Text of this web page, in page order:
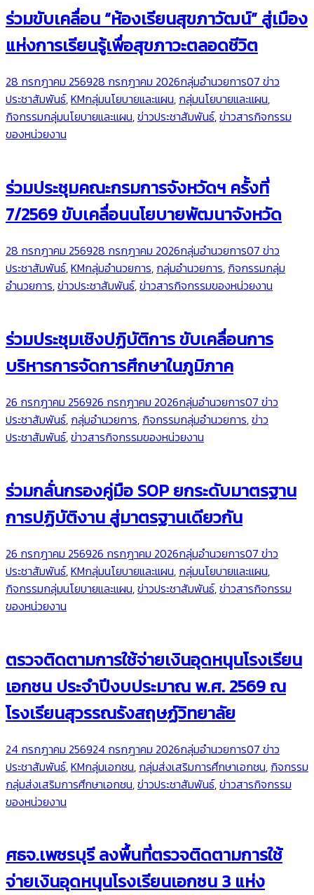
ร่วมขับเคลื่อน “ห้องเรียนสุขภาวัฒน์” สู่เมือง
แห่งการเรียนรู้เพื่อสุขภาวะตลอดชีวิต
28 กรกฎาคม 256928 กรกฎาคม 2026กลุ่มอำนวยการ07 ข่าว
ประชาสัมพันธ์,KMกลุ่มนโยบายและแผน, กลุ่มนโยบายและแผน,
กิจกรรมกลุ่มนโยบายและแผน,ข่าวประชาสัมพันธ์,ข่าวสารกิจกรรม
ของหน่วยงาน
ร่วมประชุมคณะกรมการจังหวัดฯ ครั้งที่
7/2569 ขับเคลื่อนนโยบายพัฒนาจังหวัด
28 กรกฎาคม 256928 กรกฎาคม 2026กลุ่มอำนวยการ07 ข่าว
ประชาสัมพันธ์,KMกลุ่มอำนวยการ, กลุ่มอำนวยการ, กิจกรรมกลุ่ม
อำนวยการ,ข่าวประชาสัมพันธ์,ข่าวสารกิจกรรมของหน่วยงาน
ร่วมประชุมเชิงปฏิบัติการ ขับเคลื่อนการ
บริหารการจัดการศึกษาในภูมิภาค
26 กรกฎาคม 256926 กรกฎาคม 2026กลุ่มอำนวยการ07 ข่าว
ประชาสัมพันธ์, กลุ่มอำนวยการ, กิจกรรมกลุ่มอำนวยการ,ข่าว
ประชาสัมพันธ์,ข่าวสารกิจกรรมของหน่วยงาน
ร่วมกลั่นกรองคู่มือ SOP ยกระดับมาตรฐาน
การปฏิบัติงาน สู่มาตรฐานเดียวกัน
26 กรกฎาคม 256926 กรกฎาคม 2026กลุ่มอำนวยการ07 ข่าว
ประชาสัมพันธ์,KMกลุ่มนโยบายและแผน, กลุ่มนโยบายและแผน,
กิจกรรมกลุ่มนโยบายและแผน,ข่าวประชาสัมพันธ์,ข่าวสารกิจกรรม
ของหน่วยงาน
ตรวจติดตามการใช้จ่ายเงินอุดหนุนโรงเรียน
เอกชน ประจำปีงบประมาณ พ.ศ. 2569 ณ
โรงเรียนสุวรรณรังสฤษฏ์วิทยาลัย
24 กรกฎาคม 256924 กรกฎาคม 2026กลุ่มอำนวยการ07 ข่าว
ประชาสัมพันธ์,KMกลุ่มเอกชน, กลุ่มส่งเสริมการศึกษาเอกชน, กิจกรรม
กลุ่มส่งเสริมการศึกษาเอกชน,ข่าวประชาสัมพันธ์,ข่าวสารกิจกรรม
ของหน่วยงาน
ศธจ.เพชรบุรี ลงพื้นที่ตรวจติดตามการใช้
จ่ายเงินอุดหนุนโรงเรียนเอกชน 3 แห่ง